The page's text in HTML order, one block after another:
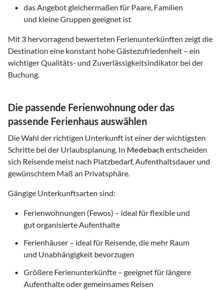
das Angebot gleichermaßen für Paare, Familien
und kleine Gruppen geeignet ist
Mit 3 hervorragend bewerteten Ferienunterkünften zeigt die
Destination eine konstant hohe Gästezufriedenheit – ein
wichtiger Qualitäts- und Zuverlässigkeitsindikator bei der
Buchung.
Die passende Ferienwohnung oder das
passende Ferienhaus auswählen
Die Wahl der richtigen Unterkunft ist einer der wichtigsten
Schritte bei der Urlaubsplanung. In Medebachentscheiden
sich Reisende meist nach Platzbedarf, Aufenthaltsdauer und
gewünschtem Maß an Privatsphäre.
Gängige Unterkunftsarten sind:
Ferienwohnungen (Fewos) – ideal für flexible und
gut organisierte Aufenthalte
Ferienhäuser – ideal für Reisende, die mehr Raum
und Unabhängigkeit bevorzugen
Größere Ferienunterkünfte – geeignet für längere
Aufenthalte oder gemeinsames Reisen